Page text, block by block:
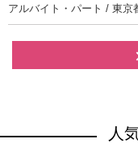
アルバイト・パート / 東京
人